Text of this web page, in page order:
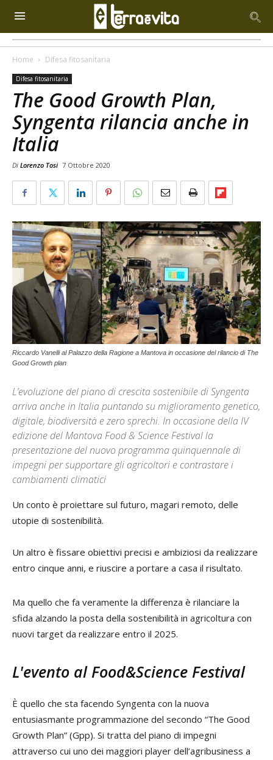
Home Difesa fitosanitaria
Difesa fitosanitaria
The Good Growth Plan,
Syngenta rilancia anche in
Italia
Di Lorenzo Tosi 7 Ottobre 2020
Riccardo Vanelli al Palazzo della Ragione a Mantova in occasione del rilancio di The
Good Growth plan
L’evoluzione del piano di crescita sostenibile di Syngenta
arriva anche in Italia puntando su miglioramento genetico,
digitale, biodiversità e zero sprechi. In occasione della IV
edizione del Mantova Food & Science Festival la
presentazione del nuovo programma quinquennale di
impegni per supportare gli agricoltori e contrastare i
cambiamenti climatici
Un conto è proiettare sul futuro, magari remoto, delle
utopie di sostenibilità.
Un altro è fissare obiettivi precisi e ambiziosi da realizzare
entro cinque anni, e riuscire a portare a casa il risultato.
Ma quello che fa veramente la differenza è rilanciare la
sfida alzando la posta della sostenibilità in agricoltura con
nuovi target da realizzare entro il 2025.
L'evento al Food&Science Festival
È quello che sta facendo Syngenta con la nuova
entusiasmante programmazione del secondo “The Good
Growth Plan” (Gpp). Si tratta del piano di impegni
attraverso cui uno dei maggiori player dell’agribusiness a